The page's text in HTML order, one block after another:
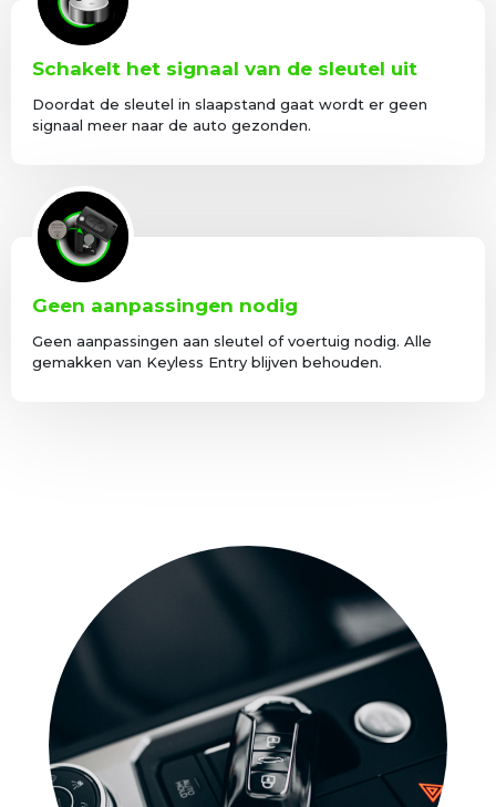
Schakelt het signaal van de sleutel uit
Doordat de sleutel in slaapstand gaat wordt er geen
signaal meer naar de auto gezonden.
Geen aanpassingen nodig
Geen aanpassingen aan sleutel of voertuig nodig. Alle
gemakken van Keyless Entry blijven behouden.